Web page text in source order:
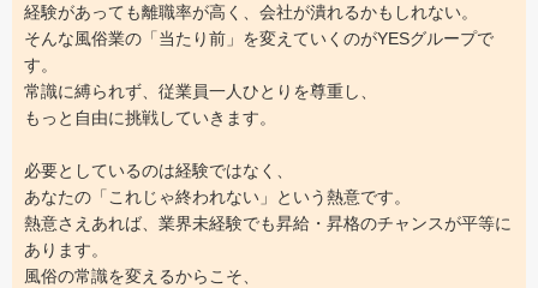
経験があっても離職率が高く、会社が潰れるかもしれない。
そんな風俗業の「当たり前」を変えていくのがYESグループで
す。
常識に縛られず、従業員一人ひとりを尊重し、
もっと自由に挑戦していきます。
必要としているのは経験ではなく、
あなたの「これじゃ終われない」という熱意です。
熱意さえあれば、業界未経験でも昇給・昇格のチャンスが平等に
あります。
風俗の常識を変えるからこそ、